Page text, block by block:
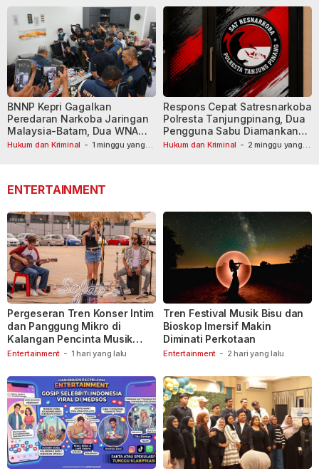
Hukum dan Kriminal - 1 minggu yang
BNNP Kepri Gagalkan
Peredaran Narkoba Jaringan
Malaysia-Batam, Dua WNA
Masih Diburu
Hukum dan Kriminal - 2 minggu yang
Respons Cepat Satresnarkoba
Polresta Tanjungpinang, Dua
Pengguna Sabu Diamankan
Usai Dilaporkan ke Call Center
ENTERTAINMENT
Entertainment - 1 hari yang lalu
Pergeseran Tren Konser Intim
dan Panggung Mikro di
Kalangan Pencinta Musik
Indonesia
Entertainment - 2 hari yang lalu
Tren Festival Musik Bisu dan
Bioskop Imersif Makin
Diminati Perkotaan